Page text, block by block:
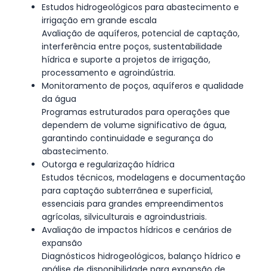
Estudos hidrogeológicos para abastecimento e
irrigação em grande escala
Avaliação de aquíferos, potencial de captação,
interferência entre poços, sustentabilidade
hídrica e suporte a projetos de irrigação,
processamento e agroindústria.
Monitoramento de poços, aquíferos e qualidade
da água
Programas estruturados para operações que
dependem de volume significativo de água,
garantindo continuidade e segurança do
abastecimento.
Outorga e regularização hídrica
Estudos técnicos, modelagens e documentação
para captação subterrânea e superficial,
essenciais para grandes empreendimentos
agrícolas, silviculturais e agroindustriais.
Avaliação de impactos hídricos e cenários de
expansão
Diagnósticos hidrogeológicos, balanço hídrico e